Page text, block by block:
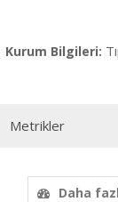
Kurum Bilgileri:
Metrikler
Daha